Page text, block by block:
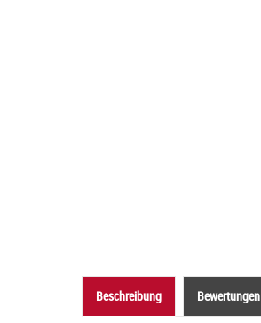
Beschreibung Bewertungen